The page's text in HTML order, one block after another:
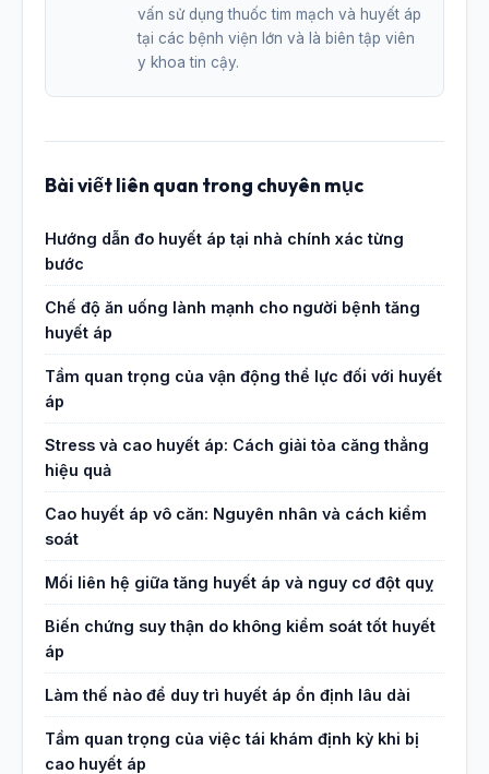
vấn sử dụng thuốc tim mạch và huyết áp
tại các bệnh viện lớn và là biên tập viên
y khoa tin cậy.
Bài viết liên quan trong chuyên mục
Hướng dẫn đo huyết áp tại nhà chính xác từng
bước
Chế độ ăn uống lành mạnh cho người bệnh tăng
huyết áp
Tầm quan trọng của vận động thể lực đối với huyết
áp
Stress và cao huyết áp: Cách giải tỏa căng thẳng
hiệu quả
Cao huyết áp vô căn: Nguyên nhân và cách kiểm
soát
Mối liên hệ giữa tăng huyết áp và nguy cơ đột quỵ
Biến chứng suy thận do không kiểm soát tốt huyết
áp
Làm thế nào để duy trì huyết áp ổn định lâu dài
Tầm quan trọng của việc tái khám định kỳ khi bị
cao huyết áp